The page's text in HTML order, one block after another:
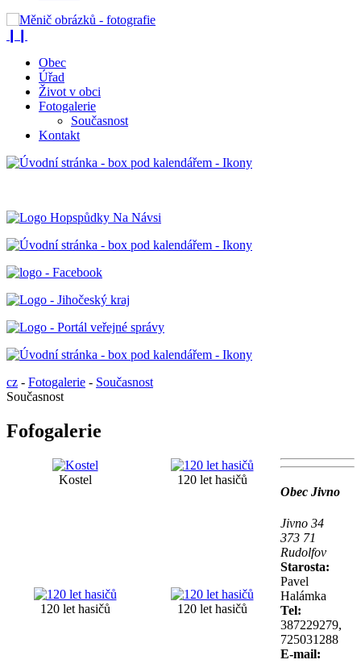
Obec
Úřad
Život v obci
Fotogalerie
Současnost
Kontakt
cz - Fotogalerie - Současnost
Současnost
Fofogalerie
Kostel 120 let hasičů
120 let hasičů 120 let hasičů
Obec Jivno
Jivno 34
373 71
Rudolfov
Starosta:
Pavel
Halámka
Tel:
387229279,
725031288
E-mail: